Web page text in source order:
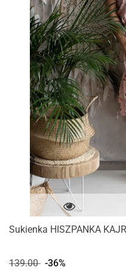
Sukienka HISZPANKA
139.00 -36%